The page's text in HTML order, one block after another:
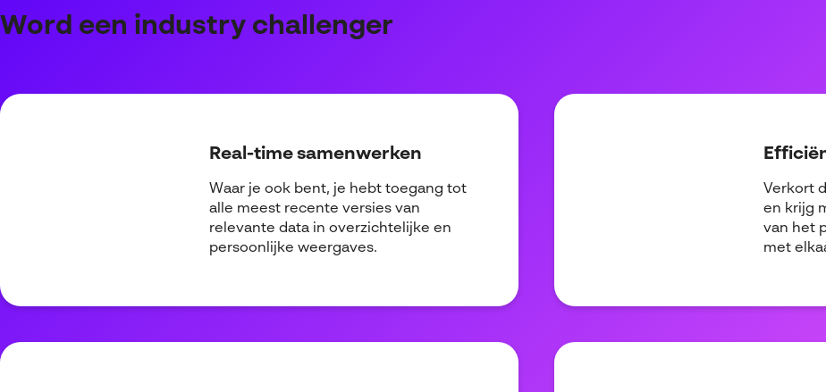
Word een industry challenger
Real-time samenwerken
Waar je ook bent, je hebt toegang tot
alle meest recente versies van
relevante data in overzichtelijke en
persoonlijke weergaves.
Verkort
en krijg
van het
met